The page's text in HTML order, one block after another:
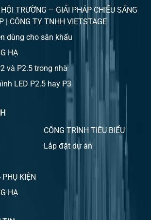
TRƯỜNG – GIẢI PHÁP CHIẾU SÁNG
| CÔNG TY TNHH VIETSTAGE
dùng cho sân khấu
HẠ
và P2.5 trong nhà
LED P2.5 hay P3
KIỆN
HẠ
CÔNG TRÌNH TIÊU BIỂU
Lắp đặt dự án